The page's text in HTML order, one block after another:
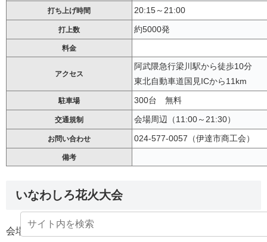
打ち上げ時間 20:15～21:00
打上数 約5000発
料金
アクセス
阿武隈急行梁川駅から徒歩10分
東北自動車道国見ICから11km
駐車場 300台 無料
交通規制 会場周辺（11:00～21:30）
お問い合わせ 024-577-0057（伊達市商工会）
備考
いなわしろ花火大会
会場内では花火の打ち上げに合わせて音楽が流れ、光と音